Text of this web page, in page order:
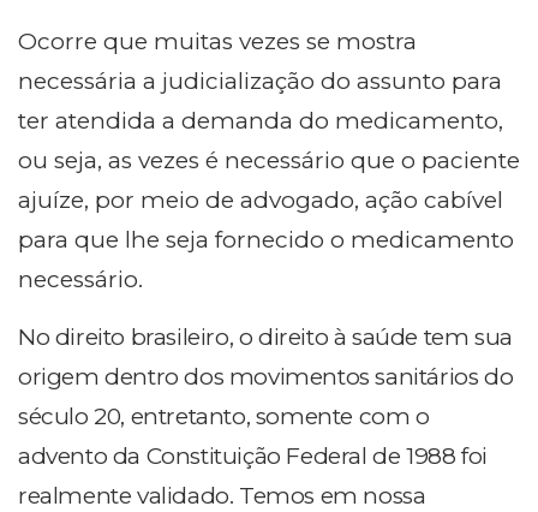
Ocorre que muitas vezes se mostra
necessária a judicialização do assunto para
ter atendida a demanda do medicamento,
ou seja, as vezes é necessário que o paciente
ajuíze, por meio de advogado, ação cabível
para que lhe seja fornecido o medicamento
necessário.
No direito brasileiro, o direito à saúde tem sua
origem dentro dos movimentos sanitários do
século 20, entretanto, somente com o
advento da Constituição Federal de 1988 foi
realmente validado. Temos em nossa